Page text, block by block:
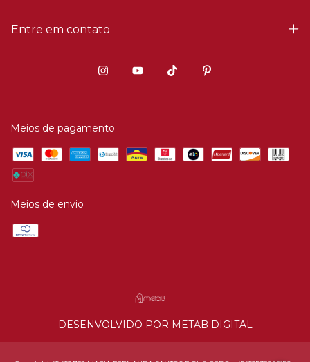
Entre em contato
Meios de pagamento
Meios de envio
DESENVOLVIDO POR METAB DIGITAL